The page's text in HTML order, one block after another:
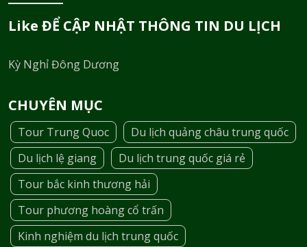
Like ĐỂ CẬP NHẬT THÔNG TIN DU LỊCH
Kỳ Nghỉ Đông Dương
CHUYÊN MỤC
Tour Trung Quoc
Du lịch quảng châu trung quốc
Du lịch lệ giang
Du lịch trung quốc giá rẻ
Tour bắc kinh thương hải
Tour phương hoàng cổ trấn
Kinh nghiệm du lịch trung quốc